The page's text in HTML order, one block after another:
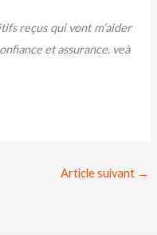
reçus qui vont m’aider
et assurance. veà
Article suivant →